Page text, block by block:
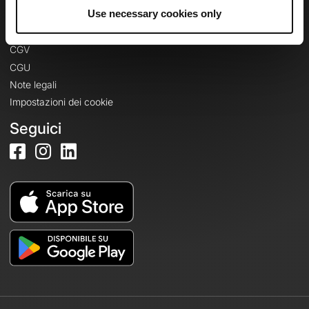
Use necessary cookies only
Informazioni legali
Informativa sulla privacy
CGV
CGU
Note legali
Impostazioni dei cookie
Seguici